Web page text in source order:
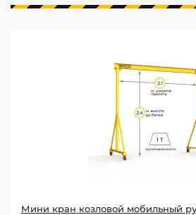
Мини кран козловой мобильный